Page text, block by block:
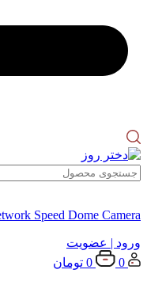
Speed Dome Camera
ورود | عضویت
0
0 تومان